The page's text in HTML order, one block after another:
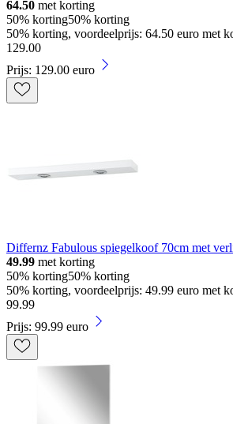
64.50 met korting
50% korting50% korting
50% korting, voordeelprijs: 64.50 euro met
129.00
Prijs: 129.00 euro
Differnz Fabulous spiegelkoof 70cm met
49.99 met korting
50% korting50% korting
50% korting, voordeelprijs: 49.99 euro met
99.99
Prijs: 99.99 euro